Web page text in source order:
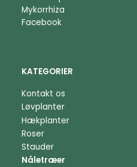
Mykorrhiza
Facebook
KATEGORIER
Kontakt os
Løvplanter
Hækplanter
Roser
Stauder
Nåletræer